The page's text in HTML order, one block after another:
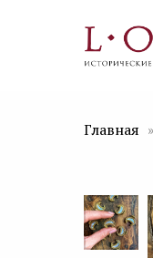
Главная